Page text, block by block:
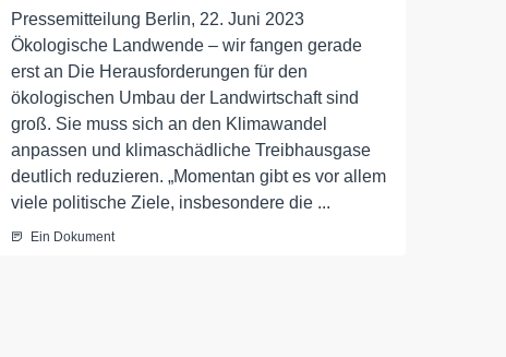
Pressemitteilung Berlin, 22. Juni 2023
Ökologische Landwende – wir fangen gerade
erst an Die Herausforderungen für den
ökologischen Umbau der Landwirtschaft sind
groß. Sie muss sich an den Klimawandel
anpassen und klimaschädliche Treibhausgase
deutlich reduzieren. „Momentan gibt es vor allem
viele politische Ziele, insbesondere die ...
Ein Dokument